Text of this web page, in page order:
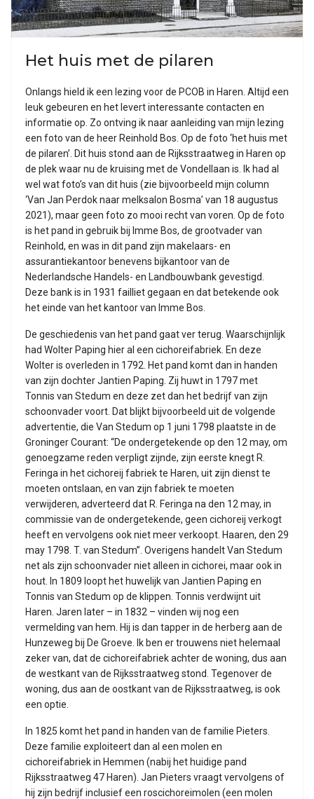
Het huis met de pilaren
Onlangs hield ik een lezing voor de PCOB in Haren. Altijd een
leuk gebeuren en het levert interessante contacten en
informatie op. Zo ontving ik naar aanleiding van mijn lezing
een foto van de heer Reinhold Bos. Op de foto ‘het huis met
de pilaren’. Dit huis stond aan de Rijksstraatweg in Haren op
de plek waar nu de kruising met de Vondellaan is. Ik had al
wel wat foto’s van dit huis (zie bijvoorbeeld mijn column
‘Van Jan Perdok naar melksalon Bosma’ van 18 augustus
2021), maar geen foto zo mooi recht van voren. Op de foto
is het pand in gebruik bij Imme Bos, de grootvader van
Reinhold, en was in dit pand zijn makelaars- en
assurantiekantoor benevens bijkantoor van de
Nederlandsche Handels- en Landbouwbank gevestigd.
Deze bank is in 1931 failliet gegaan en dat betekende ook
het einde van het kantoor van Imme Bos.
De geschiedenis van het pand gaat ver terug. Waarschijnlijk
had Wolter Paping hier al een cichoreifabriek. En deze
Wolter is overleden in 1792. Het pand komt dan in handen
van zijn dochter Jantien Paping. Zij huwt in 1797 met
Tonnis van Stedum en deze zet dan het bedrijf van zijn
schoonvader voort. Dat blijkt bijvoorbeeld uit de volgende
advertentie, die Van Stedum op 1 juni 1798 plaatste in de
Groninger Courant: “De ondergetekende op den 12 may, om
genoegzame reden verpligt zijnde, zijn eerste knegt R.
Feringa in het cichoreij fabriek te Haren, uit zijn dienst te
moeten ontslaan, en van zijn fabriek te moeten
verwijderen, adverteerd dat R. Feringa na den 12 may, in
commissie van de ondergetekende, geen cichoreij verkogt
heeft en vervolgens ook niet meer verkoopt. Haaren, den 29
may 1798. T. van Stedum”. Overigens handelt Van Stedum
net als zijn schoonvader niet alleen in cichorei, maar ook in
hout. In 1809 loopt het huwelijk van Jantien Paping en
Tonnis van Stedum op de klippen. Tonnis verdwijnt uit
Haren. Jaren later – in 1832 – vinden wij nog een
vermelding van hem. Hij is dan tapper in de herberg aan de
Hunzeweg bij De Groeve. Ik ben er trouwens niet helemaal
zeker van, dat de cichoreifabriek achter de woning, dus aan
de westkant van de Rijksstraatweg stond. Tegenover de
woning, dus aan de oostkant van de Rijksstraatweg, is ook
een optie.
In 1825 komt het pand in handen van de familie Pieters.
Deze familie exploiteert dan al een molen en
cichoreifabriek in Hemmen (nabij het huidige pand
Rijksstraatweg 47 Haren). Jan Pieters vraagt vervolgens of
hij zijn bedrijf inclusief een roscichoreimolen (een molen